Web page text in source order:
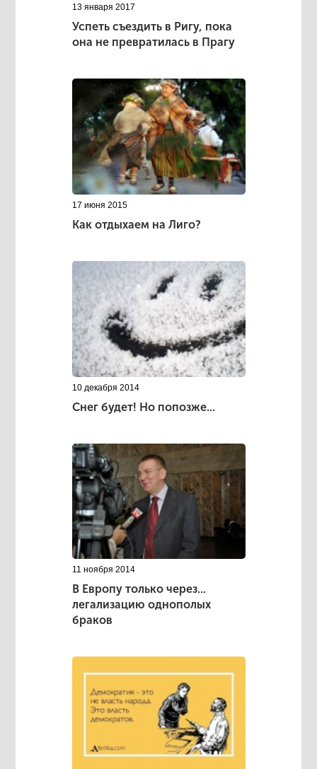
13 января 2017
Успеть съездить в Ригу, пока
она не превратилась в Прагу
17 июня 2015
Как отдыхаем на Лиго?
10 декабря 2014
Снег будет! Но попозже...
11 ноября 2014
В Европу только через...
легализацию однополых
браков